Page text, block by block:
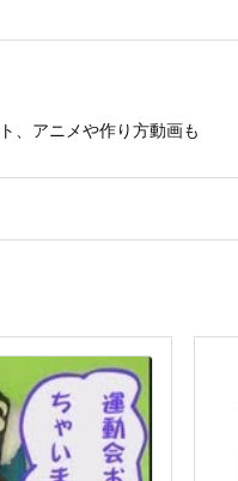
、アニメや作り方動画も